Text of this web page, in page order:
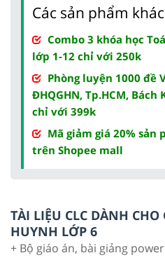
Các sản phẩm
Combo 3 khóa học
lớp 1-12 chỉ với 250k
Phòng luyện 1000 đề
ĐHQGHN, Tp.HCM, Bách
chỉ với 399k
Mã giảm giá 20% sản
trên Shopee mall
TÀI LIỆU CLC DÀNH
HUYNH LỚP 6
+ Bộ giáo án, bài giảng